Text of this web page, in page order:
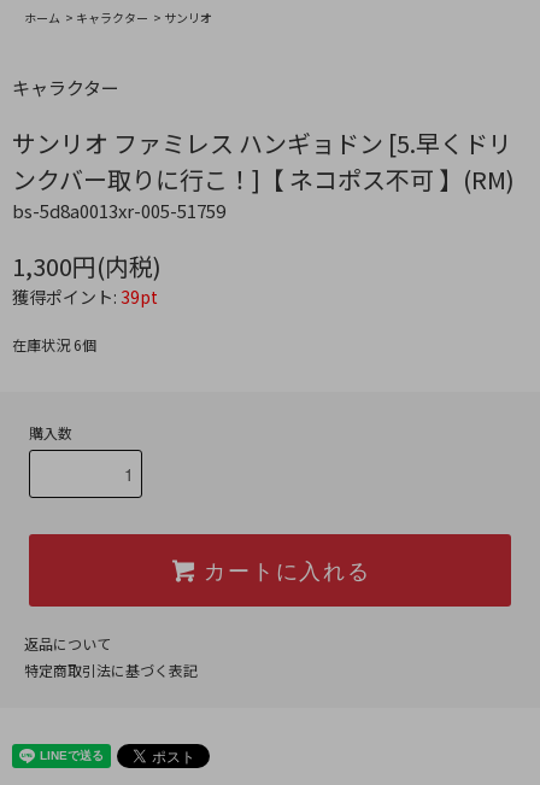
ホーム > キャラクター > サンリオ
キャラクター
サンリオ ファミレス ハンギョドン [5.早くドリ
ンクバー取りに行こ！]【 ネコポス不可 】(RM)
bs-5d8a0013xr-005-51759
1,300円(内税)
獲得ポイント: 39pt
在庫状況 6個
購入数
カートに入れる
返品について
特定商取引法に基づく表記